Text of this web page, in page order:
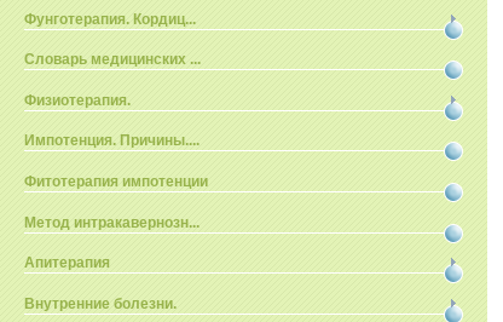
Фунготерапия. Кордиц...
Словарь медицинских ...
Физиотерапия.
Импотенция. Причины....
Фитотерапия импотенции
Метод интракавернозн...
Апитерапия
Внутренние болезни.